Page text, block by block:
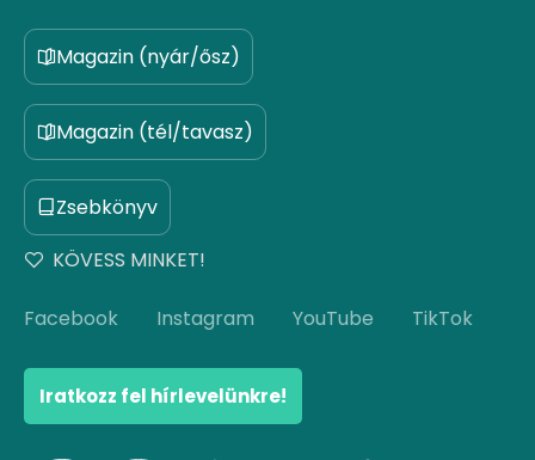
Magazin (nyár/ősz)
Magazin (tél/tavasz)
Zsebkönyv
KÖVESS MINKET!
Facebook Instagram YouTube TikTok
Iratkozz fel hírlevelünkre!